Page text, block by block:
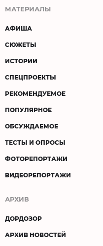
МАТЕРИАЛЫ
АФИША
СЮЖЕТЫ
ИСТОРИИ
СПЕЦПРОЕКТЫ
РЕКОМЕНДУЕМОЕ
ПОПУЛЯРНОЕ
ОБСУЖДАЕМОЕ
ТЕСТЫ И ОПРОСЫ
ФОТОРЕПОРТАЖИ
ВИДЕОРЕПОРТАЖИ
АРХИВ
ДОРДОЗОР
АРХИВ НОВОСТЕЙ